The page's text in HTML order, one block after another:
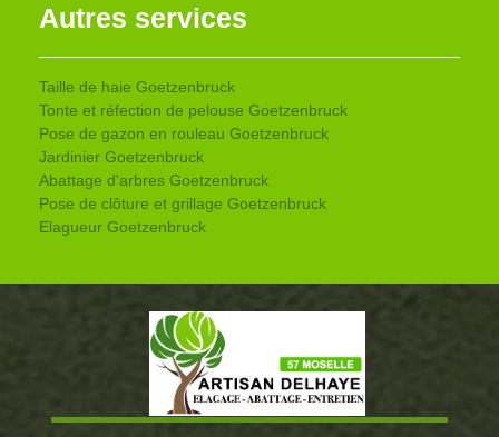
Autres services
Taille de haie Goetzenbruck
Tonte et réfection de pelouse Goetzenbruck
Pose de gazon en rouleau Goetzenbruck
Jardinier Goetzenbruck
Abattage d'arbres Goetzenbruck
Pose de clôture et grillage Goetzenbruck
Elagueur Goetzenbruck